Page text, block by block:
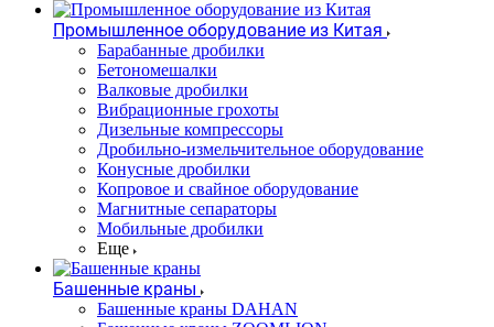
Промышленное оборудование из Китая
Барабанные дробилки
Бетономешалки
Валковые дробилки
Вибрационные грохоты
Дизельные компрессоры
Дробильно-измельчительное оборудование
Конусные дробилки
Копровое и свайное оборудование
Магнитные сепараторы
Мобильные дробилки
Еще
Башенные краны
Башенные краны DAHAN